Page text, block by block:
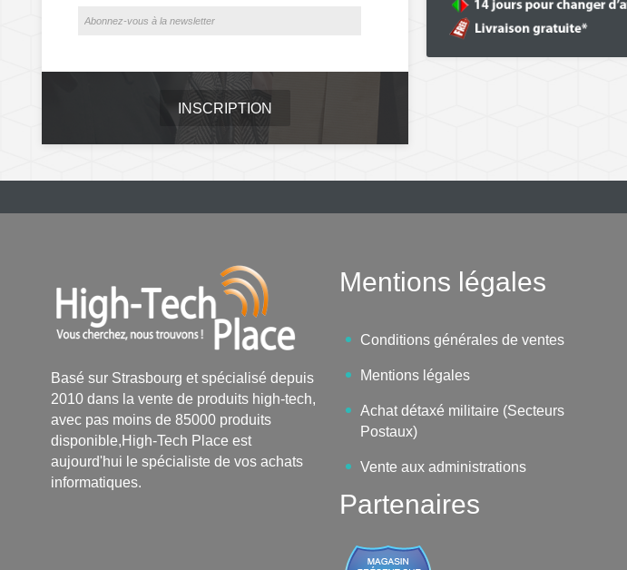
INSCRIPTION
Basé sur Strasbourg et spécialisé depuis
2010 dans la vente de produits high-tech,
avec pas moins de 85000 produits
disponible,High-Tech Place est
aujourd'hui le spécialiste de vos achats
informatiques.
Mentions légales
Conditions générales de ventes
Mentions légales
Achat détaxé militaire (Secteurs
Postaux)
Vente aux administrations
Partenaires